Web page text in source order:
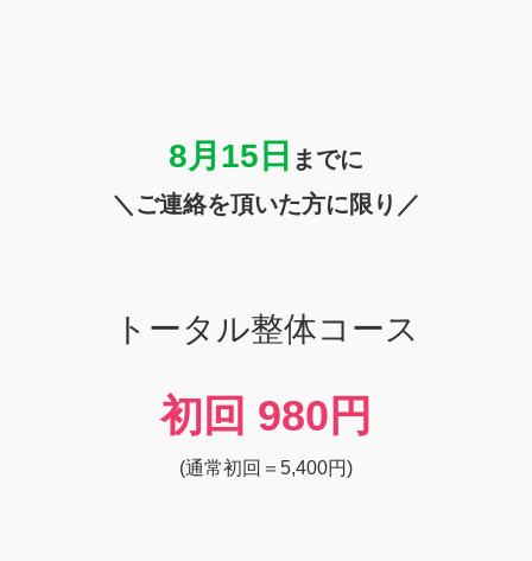
8月15 日 までに
＼ご連絡を頂いた方に限り／
トータル整体コース
初回 980円
(通常初回＝5,400円)